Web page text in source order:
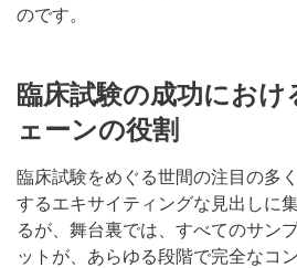
のです。
臨床試験の成功におけ
ェーンの役割
臨床試験をめぐる世間の注目の多
するエキサイティングな見出しに
るが、舞台裏では、すべてのサン
ットが、あらゆる段階で完全なコ